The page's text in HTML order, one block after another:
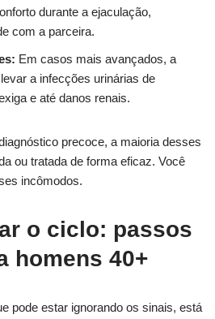
durante a ejaculação,
com a parceira.
Em casos mais avançados, a
a infecções urinárias de
e até danos renais.
precoce, a maioria desses
ou tratada de forma eficaz. Você
incômodos.
o ciclo: passos
homens 40+
pode estar ignorando os sinais, está